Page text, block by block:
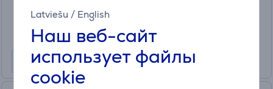
Latviešu / English
Наш веб-сайт
использует файлы
cookie